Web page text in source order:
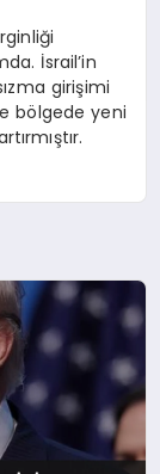
İsrail’in
girişimi
bölgede yeni